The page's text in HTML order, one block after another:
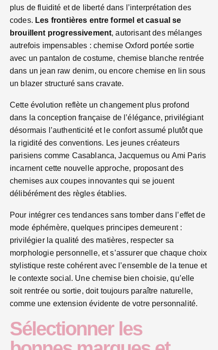
plus de fluidité et de liberté dans l’interprétation des
codes. Les frontières entre formel et casual se
brouillent progressivement, autorisant des mélanges
autrefois impensables : chemise Oxford portée sortie
avec un pantalon de costume, chemise blanche rentrée
dans un jean raw denim, ou encore chemise en lin sous
un blazer structuré sans cravate.
Cette évolution reflète un changement plus profond
dans la conception française de l’élégance, privilégiant
désormais l’authenticité et le confort assumé plutôt que
la rigidité des conventions. Les jeunes créateurs
parisiens comme Casablanca, Jacquemus ou Ami Paris
incarnent cette nouvelle approche, proposant des
chemises aux coupes innovantes qui se jouent
délibérément des règles établies.
Pour intégrer ces tendances sans tomber dans l’effet de
mode éphémère, quelques principes demeurent :
privilégier la qualité des matières, respecter sa
morphologie personnelle, et s’assurer que chaque choix
stylistique reste cohérent avec l’ensemble de la tenue et
le contexte social. Une chemise bien choisie, qu’elle
soit rentrée ou sortie, doit toujours paraître naturelle,
comme une extension évidente de votre personnalité.
Sélectionner les